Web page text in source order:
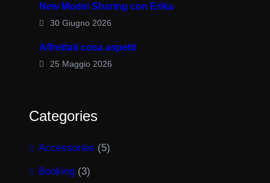
New Model Sharing con Erika
30 Giugno 2026
Affrettati cosa aspetti
25 Maggio 2026
Categories
Accessories (5)
Booking (3)